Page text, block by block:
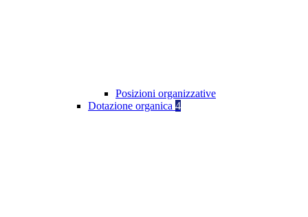
Posizioni organizzative
Dotazione organica 4